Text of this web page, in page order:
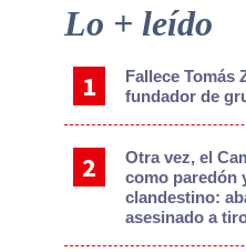
Primary
Lo + leído
Fallece Tomás
fundador de
Otra vez, el
como paredón
clandestino:
asesinado a